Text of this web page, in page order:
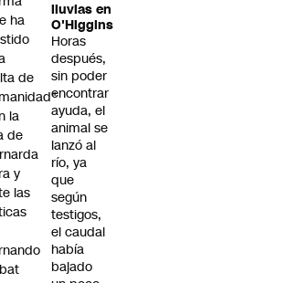
lluvias en
O'Higgins
Horas
después,
sin poder
encontrar
ayuda, el
animal se
lanzó al
río, ya
que
según
testigos,
el caudal
había
bajado
ha
de
la
de
y
las